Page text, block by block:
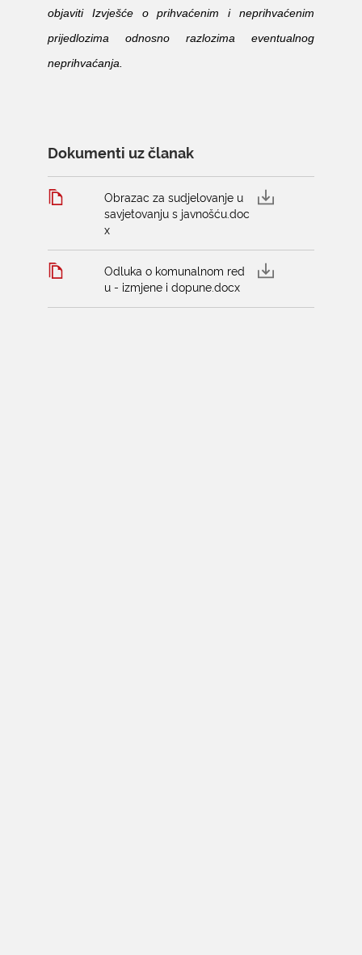
objaviti Izvješće o prihvaćenim i neprihvaćenim
prijedlozima odnosno razlozima eventualnog
neprihvaćanja.
Dokumenti uz članak
Obrazac za sudjelovanje u
savjetovanju s javnošću.doc
x
Odluka o komunalnom red
u - izmjene i dopune.docx